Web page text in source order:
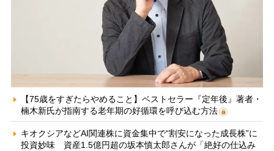
【75歳をすぎたらやめること】ベストセラー『定年後』著者・
楠木新氏が指南する老年期の好循環を呼び込む方法
キオクシアなどAI関連株に資金集中で“割安になった成長株”に
投資妙味 資産1.5億円超の坂本慎太郎さんが「絶好の仕込み